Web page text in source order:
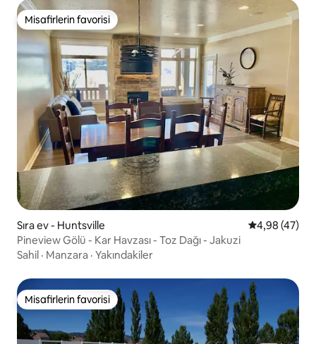
Misafirlerin favorisi
Misafirlerin favorisi
Sıra ev - Huntsville 5 üzerinden
4,98 (47)
Pineview Gölü - Kar Havzası - Toz Dağı - Jakuzi
Sahil · Manzara · Yakındakiler
Misafirlerin favorisi
Misafirlerin favorisi